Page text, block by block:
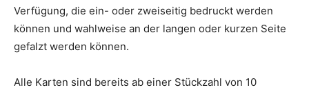
Verfügung, die ein- oder zweiseitig bedruckt werden
können und wahlweise an der langen oder kurzen Seite
gefalzt werden können.
Alle Karten sind bereits ab einer Stückzahl von 10